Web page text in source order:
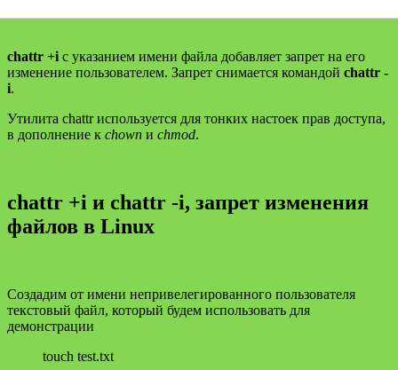
chattr +i с указанием имени файла добавляет запрет на его
изменение пользователем. Запрет снимается командой chattr -
i.
Утилита chattr используется для тонких настоек прав доступа,
в дополнение к chown и chmod.
chattr +i и chattr -i, запрет изменения
файлов в Linux
Создадим от имени непривелегированного пользователя
текстовый файл, который будем использовать для
демонстрации
touch test.txt